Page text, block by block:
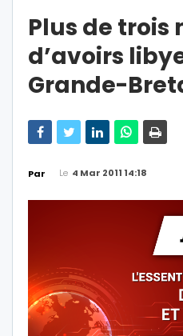
Plus de trois
d’avoirs
Grande-
Par Le 4 Mar 2011 14:18